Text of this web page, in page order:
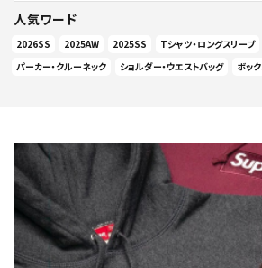
人気ワード
2026SS 2025AW 2025SS Tシャツ・ロングスリーブ
パーカー・クルーネック
ショルダー・ウエストバッグ ボッ